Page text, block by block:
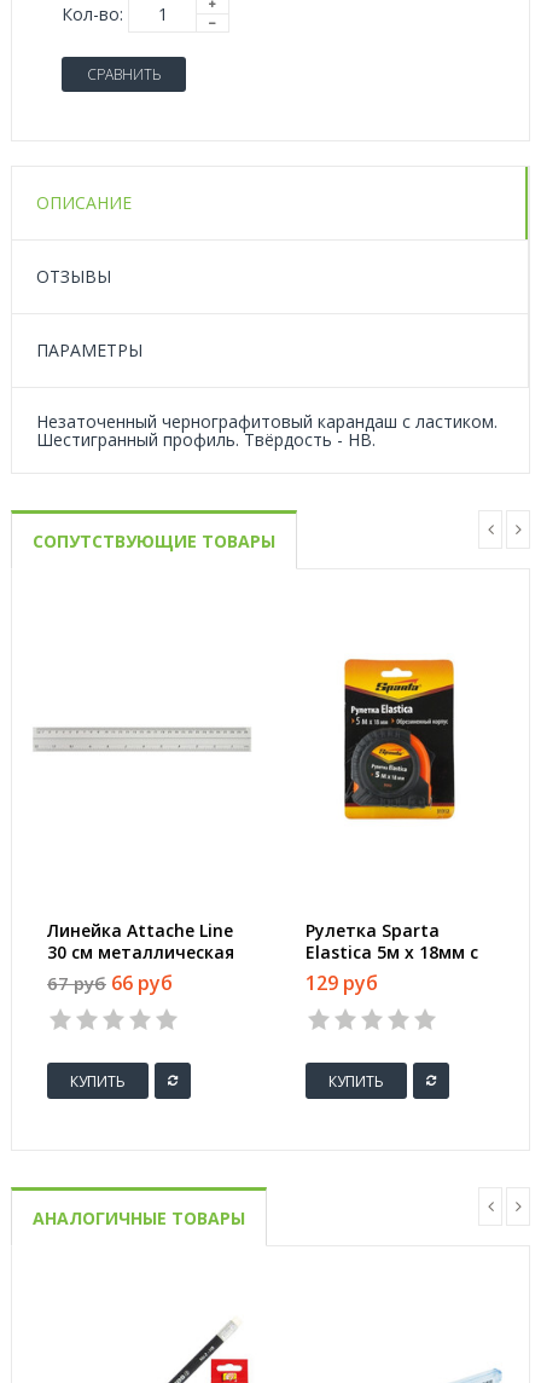
Кол-во:
СРАВНИТЬ
ОПИСАНИЕ
ОТЗЫВЫ
ПАРАМЕТРЫ
Незаточенный чернографитовый карандаш c ластиком.
Шестигранный профиль. Твёрдость - HB.
СОПУТСТВУЮЩИЕ ТОВАРЫ
Линейка Attache Line
30 см металлическая
67 руб 66 руб
КУПИТЬ
Рулетка Sparta
Elastica 5м x 18мм с
фиксатором
129 руб
КУПИТЬ
АНАЛОГИЧНЫЕ ТОВАРЫ